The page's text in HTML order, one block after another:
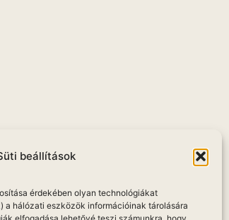
beállítások
érdekében olyan technológiákat
a hálózati eszközök információinak tárolására